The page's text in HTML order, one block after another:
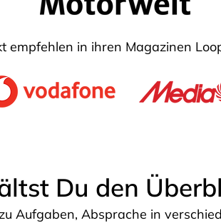
empfehlen in ihren Magazinen
Du den
Aufgaben, Absprache in